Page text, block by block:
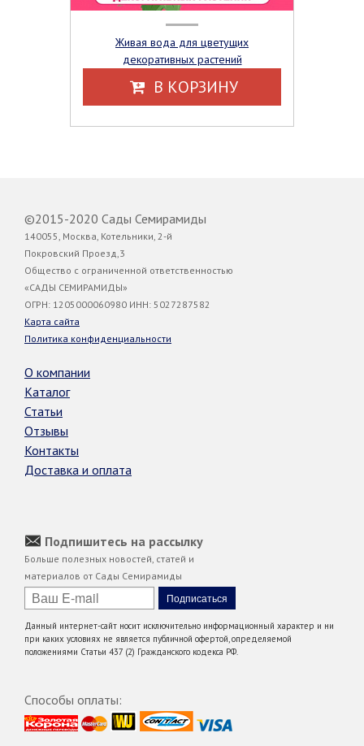
Живая вода для цветущих
декоративных растений
В КОРЗИНУ
©2015-2020 Сады Семирамиды
140055, Москва, Котельники, 2-й
Покровский Проезд,3
Общество с ограниченной ответственностью
«САДЫ СЕМИРАМИДЫ»
ОГРН: 1205000060980 ИНН: 5027287582
Карта сайта
Политика конфиденциальности
О компании
Каталог
Статьи
Отзывы
Контакты
Доставка и оплата
Подпишитесь на рассылку
Больше полезных новостей, статей и
материалов от Сады Семирамиды
Данный интернет-сайт носит исключительно информационный характер и ни
при каких условиях не является публичной офертой, определяемой
положениями Статьи 437 (2) Гражданского кодекса РФ.
Способы оплаты: